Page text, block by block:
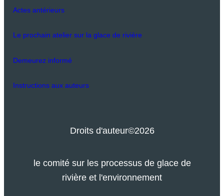
Actes antérieurs
Le prochain atelier sur la glace de rivière
Demeurez informé
Instructions aux auteurs
Droits d'auteur©2026
le comité sur les processus de glace de
rivière et l'environnement